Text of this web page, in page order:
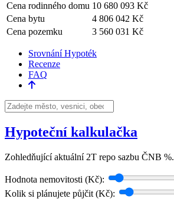
Cena rodinného domu 10 680 093 Kč
Cena bytu
4 806 042 Kč
Cena pozemku
3 560 031 Kč
Srovnání Hypoték
Recenze
FAQ
Hypoteční kalkulačka
Zohledňující aktuální 2T repo sazbu ČNB %.
Hodnota nemovitosti (Kč):
Kolik si plánujete půjčit (Kč):